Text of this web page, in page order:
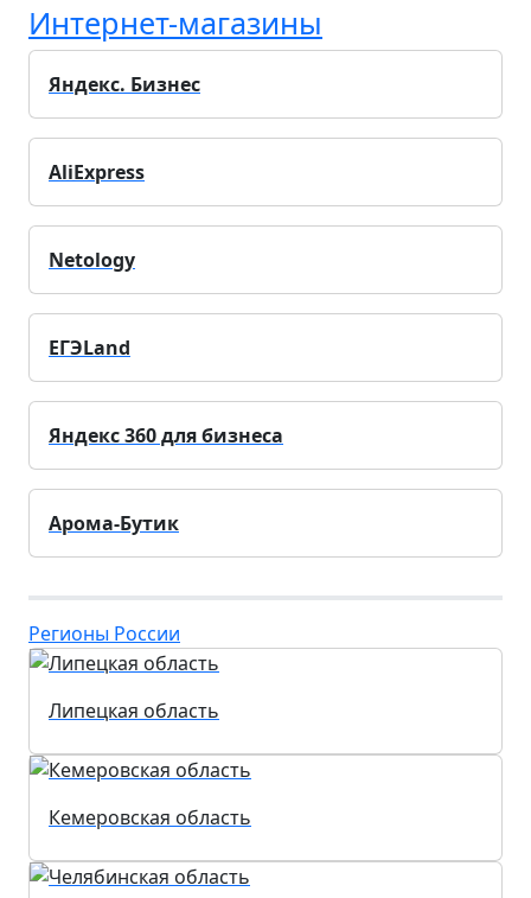
Интернет-магазины
Яндекс. Бизнес
AliExpress
Netology
ЕГЭLand
Яндекс 360 для бизнеса
Арома-Бутик
Регионы России
Липецкая область
Кемеровская область